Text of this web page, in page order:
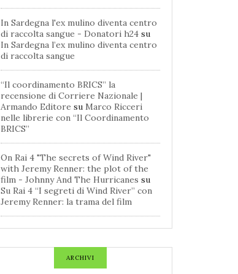
In Sardegna l'ex mulino diventa centro
di raccolta sangue - Donatori h24 su
In Sardegna l’ex mulino diventa centro
di raccolta sangue
“Il coordinamento BRICS” la
recensione di Corriere Nazionale |
Armando Editore su Marco Ricceri
nelle librerie con “Il Coordinamento
BRICS”
On Rai 4 "The secrets of Wind River"
with Jeremy Renner: the plot of the
film - Johnny And The Hurricanes su
Su Rai 4 “I segreti di Wind River” con
Jeremy Renner: la trama del film
ARCHIVI